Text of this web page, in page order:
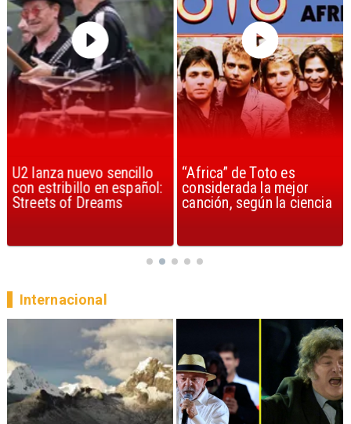
U2 lanza nuevo sencillo
con estribillo en español:
Streets of Dreams
“Africa” de Toto es
considerada la mejor
canción, según la ciencia
Internacional